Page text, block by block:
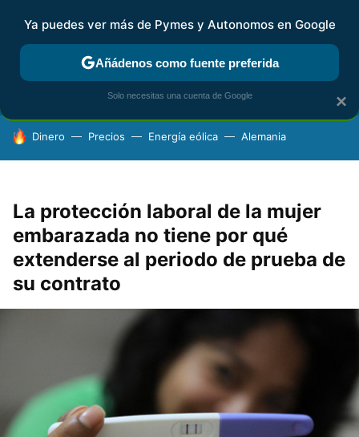
FISCALIDAD Y CONTABILIDAD KIT DIGITAL RENTA
HOY SE HABLA DE
Dinero Precios Energía eólica Alemania
La protección laboral de la mujer
embarazada no tiene por qué
extenderse al periodo de prueba de
su contrato
×
Ya puedes ver más de Pymes y Autonomos en Google
Añádenos como fuente preferida
Solo necesitas una cuenta de Google